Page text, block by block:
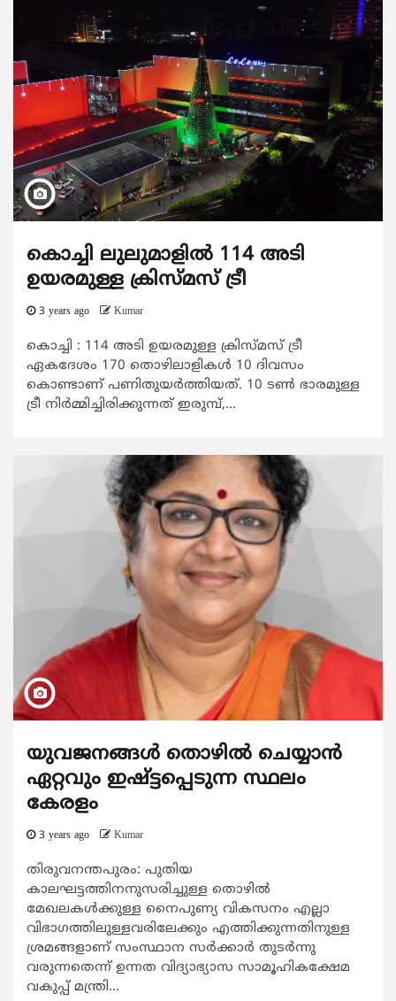
കൊച്ചി ലുലുമാളിൽ 114 അടി
ഉയരമുള്ള ക്രിസ്മസ് ട്രീ
3 years ago Kumar
കൊച്ചി : 114 അടി ഉയരമുള്ള ക്രിസ്മസ് ട്രീ
ഏകദേശം 170 തൊഴിലാളികൾ 10 ദിവസം
കൊണ്ടാണ് പണിതുയർത്തിയത്. 10 ടൺ ഭാരമുള്ള
ട്രീ നിർമ്മിച്ചിരിക്കുന്നത് ഇരുമ്പ്,...
യുവജനങ്ങൾ തൊഴിൽ ചെയ്യാൻ
ഏറ്റവും ഇഷ്ട്ടപ്പെടുന്ന സ്ഥലം
കേരളം
3 years ago Kumar
തിരുവനന്തപുരം: പുതിയ
കാലഘട്ടത്തിനനുസരിച്ചുള്ള തൊഴിൽ
മേഖലകൾക്കുള്ള നൈപുണ്യ വികസനം എല്ലാ
വിഭാഗത്തിലുള്ളവരിലേക്കും എത്തിക്കുന്നതിനുള്ള
ശ്രമങ്ങളാണ് സംസ്ഥാന സർക്കാർ തുടർന്നു
വരുന്നതെന്ന് ഉന്നത വിദ്യാഭ്യാസ സാമൂഹികക്ഷേമ
വകുപ്പ് മന്ത്രി...